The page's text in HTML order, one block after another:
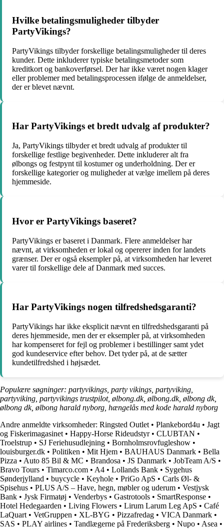
Hvilke betalingsmuligheder tilbyder
PartyVikings?
PartyVikings tilbyder forskellige betalingsmuligheder til deres
kunder. Dette inkluderer typiske betalingsmetoder som
kreditkort og bankoverførsel. Der har ikke været nogen klager
eller problemer med betalingsprocessen ifølge de anmeldelser,
der er blevet nævnt.
Har PartyVikings et bredt udvalg af produkter?
Ja, PartyVikings tilbyder et bredt udvalg af produkter til
forskellige festlige begivenheder. Dette inkluderer alt fra
ølbongs og festpynt til kostumer og underholdning. Der er
forskellige kategorier og muligheder at vælge imellem på deres
hjemmeside.
Hvor er PartyVikings baseret?
PartyVikings er baseret i Danmark. Flere anmeldelser har
nævnt, at virksomheden er lokal og opererer inden for landets
grænser. Der er også eksempler på, at virksomheden har leveret
varer til forskellige dele af Danmark med succes.
Har PartyVikings nogen tilfredshedsgaranti?
PartyVikings har ikke eksplicit nævnt en tilfredshedsgaranti på
deres hjemmeside, men der er eksempler på, at virksomheden
har kompenseret for fejl og problemer i bestillinger samt ydet
god kundeservice efter behov. Det tyder på, at de sætter
kundetilfredshed i højsædet.
Populære søgninger: partyvikings, party vikings, partyviking,
partyviking, partyvikings trustpilot, ølbong.dk, ølbong.dk, ølbong dk,
ølbong dk, ølbong harald nyborg, hængelås med kode harald nyborg
Andre anmeldte virksomheder: Ringsted Outlet • Plankebord4u • Jagt
og Fiskerimagasinet • Happy-Horse Rideudstyr• CLUBTAN •
Troelstrup • SJ Feriehusudlejning • Bornholmsrovfugleshow •
louisburger.dk • Politiken • Mit Hjem • BAUHAUS Danmark • Bella
Pizza • Auto 85 Bil & MC • Brandosa • JS Danmark • JobTeam A/S •
Bravo Tours • Timarco.com • A4 • Lollands Bank • Sygehus
Sønderjylland • buycycle • Keyhole • PriGo ApS • Carls Øl- &
Spisehus • PLUS A/S – Have, hegn, møbler og uderum • Vestjysk
Bank • Jysk Firmatøj • Venderbys • Gastrotools • SmartResponse •
Hotel Hedegaarden • Living Flowers • Lirum Larum Leg ApS • Café
LaQuart • VetGruppen • XL-BYG • Pizzafredag • VICA Danmark •
SAS • PLAY airlines • Tandlægerne på Frederiksberg • Nupo • Asea •